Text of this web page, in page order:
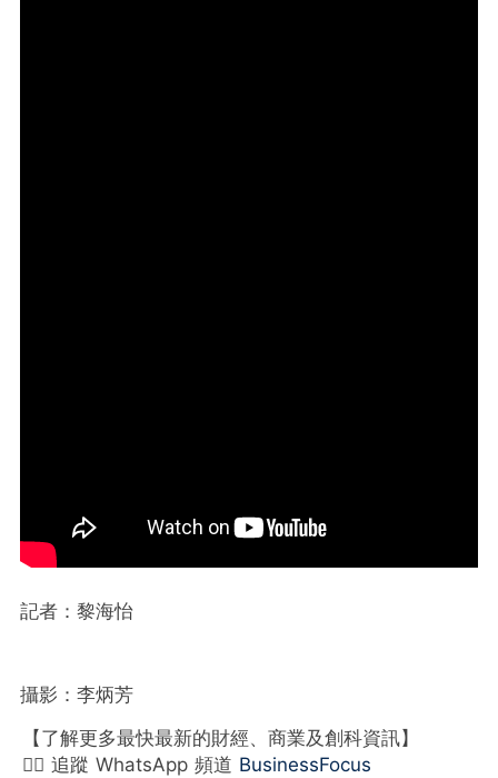
記者：黎海怡
攝影：李炳芳
【了解更多最快最新的財經、商業及創科資訊】
👉🏻 追蹤 WhatsApp 頻道 BusinessFocus